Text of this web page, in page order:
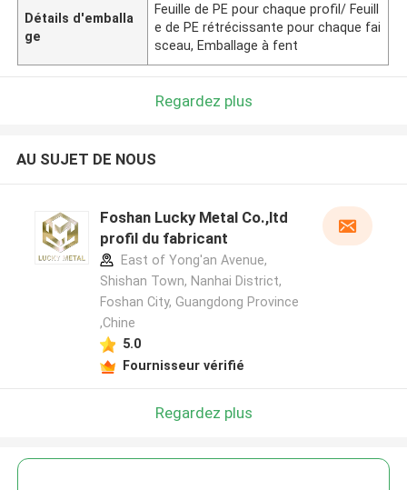
Détails d'emballa
ge
Feuille de PE pour chaque profil/ Feuill
e de PE rétrécissante pour chaque fai
sceau, Emballage à fent
Regardez plus
AU SUJET DE NOUS
Foshan Lucky Metal Co.,ltd
profil du fabricant
East of Yong'an Avenue,
Shishan Town, Nanhai District,
Foshan City, Guangdong Province
,Chine
5.0
Fournisseur vérifié
Regardez plus